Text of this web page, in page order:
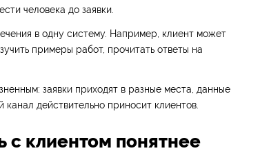
человека до заявки.
в одну систему. Например, клиент может
примеры работ, прочитать ответы на
заявки приходят в разные места, данные
действительно приносит клиентов.
с клиентом понятнее